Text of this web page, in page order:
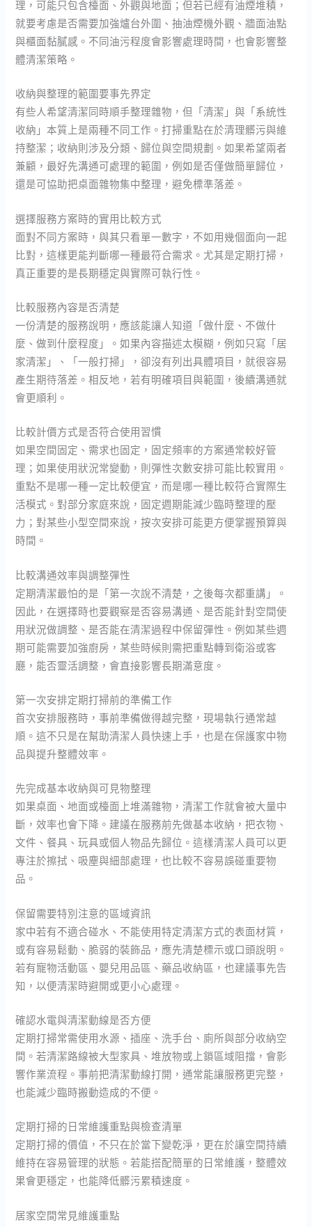
理，可能只包含檯面、外觀與地面；但若已經有油煙堆積，
就要考慮是否需要加強爐台外圍、抽油煙機外觀、牆面油點
與櫃面黏膩感。不同油污程度會影響處理時間，也會影響整
體清潔策略。
收納與整理的範圍要事先界定
有些人希望清潔同時順手整理雜物，但「清潔」與「系統性
收納」本質上是兩種不同工作。打掃重點在於清理髒污與維
持整潔；收納則涉及分類、歸位與空間規劃。如果希望兩者
兼顧，最好先溝通可處理的範圍，例如是否僅做簡單歸位，
還是可協助把桌面雜物集中整理，避免標準落差。
選擇服務方案時的實用比較方式
面對不同方案時，與其只看單一數字，不如用幾個面向一起
比對，這樣更能判斷哪一種最符合需求。尤其是定期打掃，
真正重要的是長期穩定與實際可執行性。
比較服務內容是否清楚
一份清楚的服務說明，應該能讓人知道「做什麼、不做什
麼、做到什麼程度」。如果內容描述太模糊，例如只寫「居
家清潔」、「一般打掃」，卻沒有列出具體項目，就很容易
產生期待落差。相反地，若有明確項目與範圍，後續溝通就
會更順利。
比較計價方式是否符合使用習慣
如果空間固定、需求也固定，固定頻率的方案通常較好管
理；如果使用狀況常變動，則彈性次數安排可能比較實用。
重點不是哪一種一定比較便宜，而是哪一種比較符合實際生
活模式。對部分家庭來說，固定週期能減少臨時整理的壓
力；對某些小型空間來說，按次安排可能更方便掌握預算與
時間。
比較溝通效率與調整彈性
定期清潔最怕的是「第一次說不清楚，之後每次都重講」。
因此，在選擇時也要觀察是否容易溝通、是否能針對空間使
用狀況做調整、是否能在清潔過程中保留彈性。例如某些週
期可能需要加強廚房，某些時候則需把重點轉到衛浴或客
廳，能否靈活調整，會直接影響長期滿意度。
第一次安排定期打掃前的準備工作
首次安排服務時，事前準備做得越完整，現場執行通常越
順。這不只是在幫助清潔人員快速上手，也是在保護家中物
品與提升整體效率。
先完成基本收納與可見物整理
如果桌面、地面或檯面上堆滿雜物，清潔工作就會被大量中
斷，效率也會下降。建議在服務前先做基本收納，把衣物、
文件、餐具、玩具或個人物品先歸位。這樣清潔人員可以更
專注於擦拭、吸塵與細部處理，也比較不容易誤碰重要物
品。
保留需要特別注意的區域資訊
家中若有不適合碰水、不能使用特定清潔方式的表面材質，
或有容易鬆動、脆弱的裝飾品，應先清楚標示或口頭說明。
若有寵物活動區、嬰兒用品區、藥品收納區，也建議事先告
知，以便清潔時避開或更小心處理。
確認水電與清潔動線是否方便
定期打掃常需使用水源、插座、洗手台、廁所與部分收納空
間。若清潔路線被大型家具、堆放物或上鎖區域阻擋，會影
響作業流程。事前把清潔動線打開，通常能讓服務更完整，
也能減少臨時搬動造成的不便。
定期打掃的日常維護重點與檢查清單
定期打掃的價值，不只在於當下變乾淨，更在於讓空間持續
維持在容易管理的狀態。若能搭配簡單的日常維護，整體效
果會更穩定，也能降低髒污累積速度。
居家空間常見維護重點